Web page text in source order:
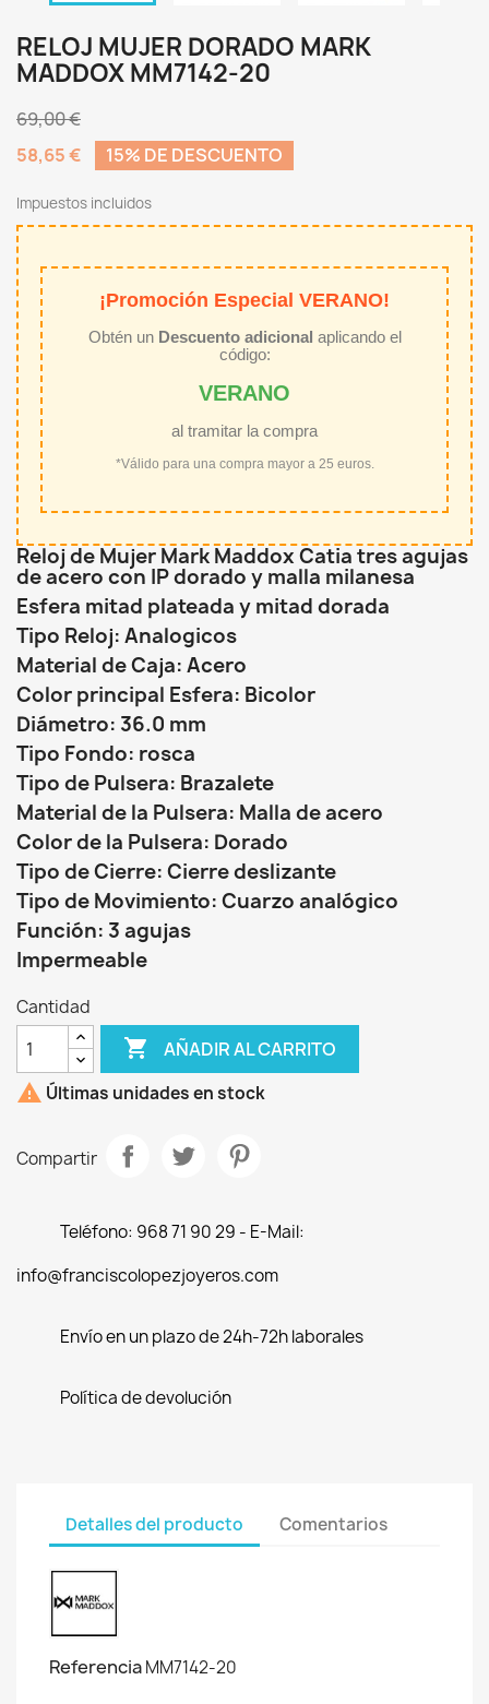
RELOJ MUJER DORADO MARK
MADDOX MM7142-20
69,00 €
58,65 €
15% DE DESCUENTO
Impuestos incluidos
¡Promoción Especial VERANO!
Obtén un Descuento adicional aplicando el
código:
VERANO
al tramitar la compra
*Válido para una compra mayor a 25 euros.
Reloj de Mujer Mark Maddox Catia tres agujas
de acero con IP dorado y malla milanesa
Esfera mitad plateada y mitad dorada
Tipo Reloj: Analogicos
Material de Caja: Acero
Color principal Esfera: Bicolor
Diámetro: 36.0 mm
Tipo Fondo: rosca
Tipo de Pulsera: Brazalete
Material de la Pulsera: Malla de acero
Color de la Pulsera: Dorado
Tipo de Cierre: Cierre deslizante
Tipo de Movimiento: Cuarzo analógico
Función: 3 agujas
Impermeable
Cantidad
 AÑADIR AL CARRITO
 Últimas unidades en stock
Compartir
Teléfono: 968 71 90 29 - E-Mail:
info@franciscolopezjoyeros.com
Envío en un plazo de 24h-72h laborales
Política de devolución
Detalles del producto Comentarios
ReferenciaMM7142-20